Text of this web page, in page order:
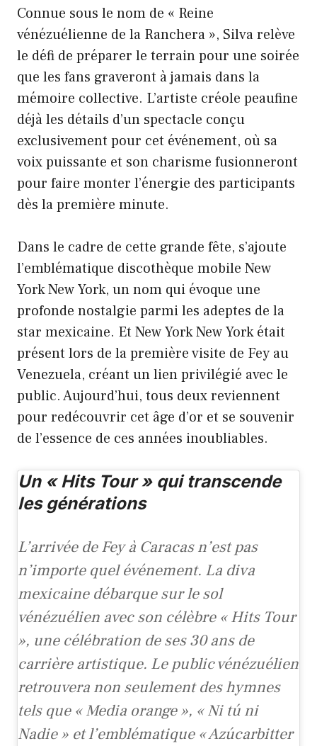
Connue sous le nom de « Reine
vénézuélienne de la Ranchera », Silva relève
le défi de préparer le terrain pour une soirée
que les fans graveront à jamais dans la
mémoire collective. L’artiste créole peaufine
déjà les détails d’un spectacle conçu
exclusivement pour cet événement, où sa
voix puissante et son charisme fusionneront
pour faire monter l’énergie des participants
dès la première minute.
Dans le cadre de cette grande fête, s’ajoute
l’emblématique discothèque mobile New
York New York, un nom qui évoque une
profonde nostalgie parmi les adeptes de la
star mexicaine. Et New York New York était
présent lors de la première visite de Fey au
Venezuela, créant un lien privilégié avec le
public. Aujourd’hui, tous deux reviennent
pour redécouvrir cet âge d’or et se souvenir
de l’essence de ces années inoubliables.
Un « Hits Tour » qui transcende
les générations
L’arrivée de Fey à Caracas n’est pas
n’importe quel événement. La diva
mexicaine débarque sur le sol
vénézuélien avec son célèbre « Hits Tour
», une célébration de ses 30 ans de
carrière artistique. Le public vénézuélien
retrouvera non seulement des hymnes
tels que « Media orange », « Ni tú ni
Nadie » et l’emblématique « Azúcarbitter